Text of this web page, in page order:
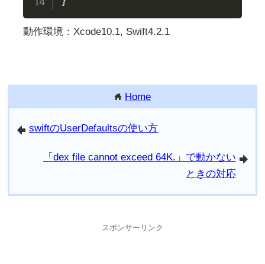
動作環境：Xcode10.1, Swift4.2.1
home Home
arrowleft swiftのUserDefaultsの使い方
arrowright
「dex file cannot exceed 64K.」で動かない
ときの対応
スポンサーリンク